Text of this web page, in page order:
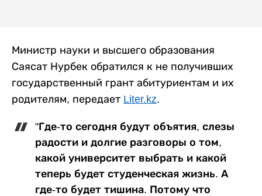
Министр науки и высшего образования
Саясат Нурбек обратился к не получивших
государственный грант абитуриентам и их
родителям, передает Liter.kz.
"Где-то сегодня будут объятия, слезы
радости и долгие разговоры о том,
какой университет выбрать и какой
теперь будет студенческая жизнь. А
где-то будет тишина. Потому что